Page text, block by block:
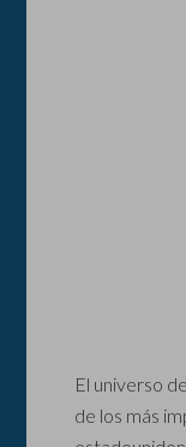
El universo
de los más